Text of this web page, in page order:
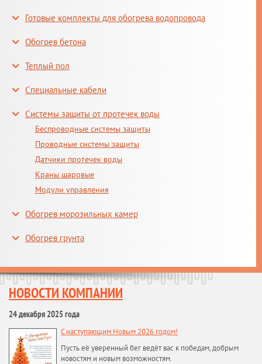
Готовые комплекты для обогрева водопровода
Обогрев бетона
Теплый пол
Специальные кабели
Системы защиты от протечек воды
Беспроводные системы защиты
Проводные системы защиты
Датчики протечек воды
Краны шаровые
Модули управления
Обогрев морозильных камер
Обогрев грунта
НОВОСТИ КОМПАНИИ
24 декабря 2025 года
С наступающим Новым 2026 годом!
Пусть её уверенный бег ведёт вас к победам, добрым
новостям и новым возможностям.